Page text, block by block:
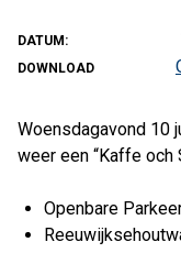
DATUM:
DOWNLOAD
Woensdagavond 10
weer een “Kaffe och
Openbare